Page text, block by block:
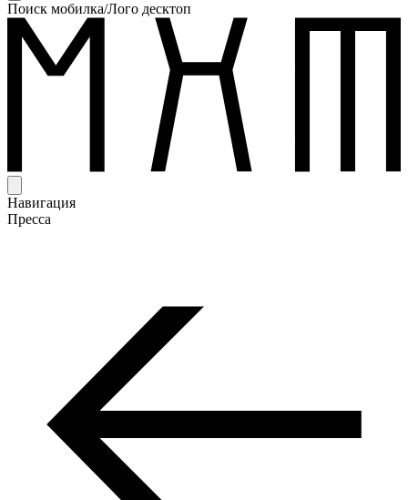
Поиск мобилка/Лого десктоп
Навигация
Пресса